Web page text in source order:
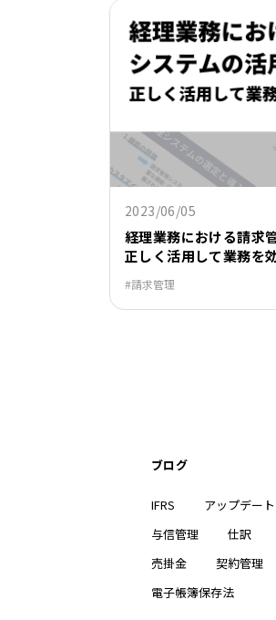
2023/06/05
経理業務における請求
正しく活用して業務を
請求管理
ブログ
IFRS アップデート
与信管理
仕訳
売掛金
契約管理
電子帳簿保存法